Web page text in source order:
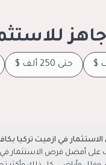
حتى 250 ألف $
الاستثمار في ازميت تركيا
على أفضل فرص الاستثمار في